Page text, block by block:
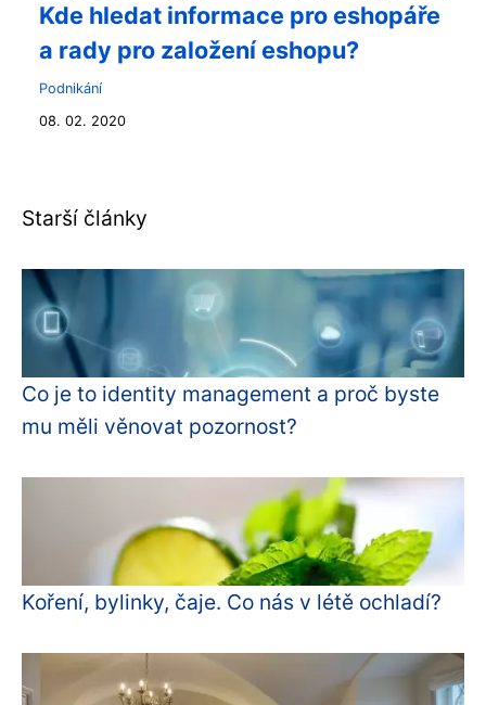
Kde hledat informace pro eshopáře
a rady pro založení eshopu?
Podnikání
08. 02. 2020
Starší články
Co je to identity management a proč byste
mu měli věnovat pozornost?
Koření, bylinky, čaje. Co nás v létě ochladí?